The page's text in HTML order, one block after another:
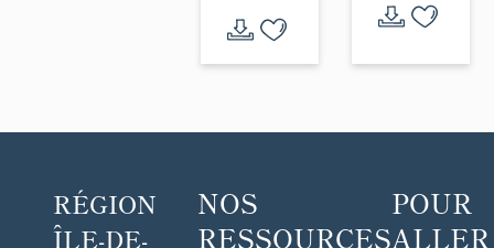
RÉGION
ÎLE-DE-
NOS
RESSOURCES
POUR
ALLER